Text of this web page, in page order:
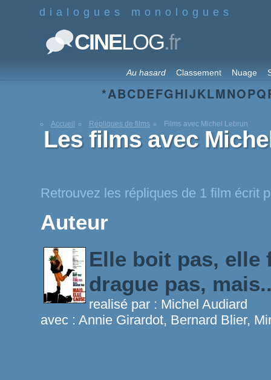
dialogues monologues
CINELOG.fr
Au hasard Classement Nuage
*ABCDEFGHIJKLMNOPQ
Accueil Répliques de films Films avec Michel Lebrun
Les films avec
Retrouvez les répliques de 1 film écrit
Auteur
Elle boit pas, elle
drague pas,
realisé par : Michel Audiard
avec : Annie Girardot, Bernard Blier,